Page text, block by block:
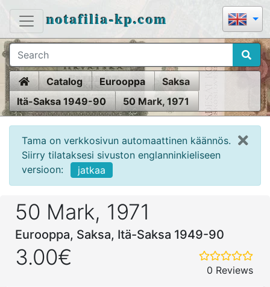
notafilia-kp.com
HomeCatalog Eurooppa
Saksa
Itä-Saksa 1949-90
50 Mark, 1971
Tama on verkkosivun automaattinen käännös.
Siirry tilataksesi sivuston englanninkieliseen
versioon:
jatkaa
50 Mark, 1971
Eurooppa, Saksa, Itä-Saksa 1949-90
3.00€
0 Reviews